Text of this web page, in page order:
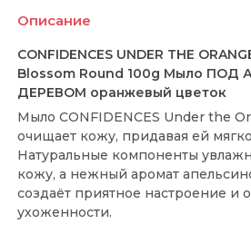
Описание
CONFIDENCES UNDER THE
Blossom Round 100g Мыло
ДЕРЕВОМ оранжевый цветок
Мыло CONFIDENCES Under the
очищает кожу, придавая ей
Натуральные компоненты
кожу, а нежный аромат
создаёт приятное настроение и
ухоженности.